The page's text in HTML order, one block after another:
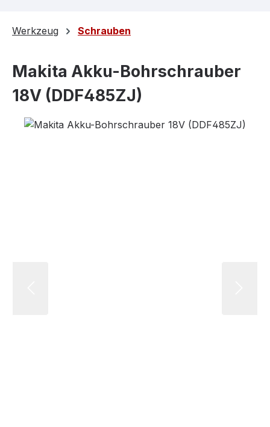
Werkzeug Schrauben
Makita Akku-Bohrschrauber
18V (DDF485ZJ)
Bildergalerie überspringen